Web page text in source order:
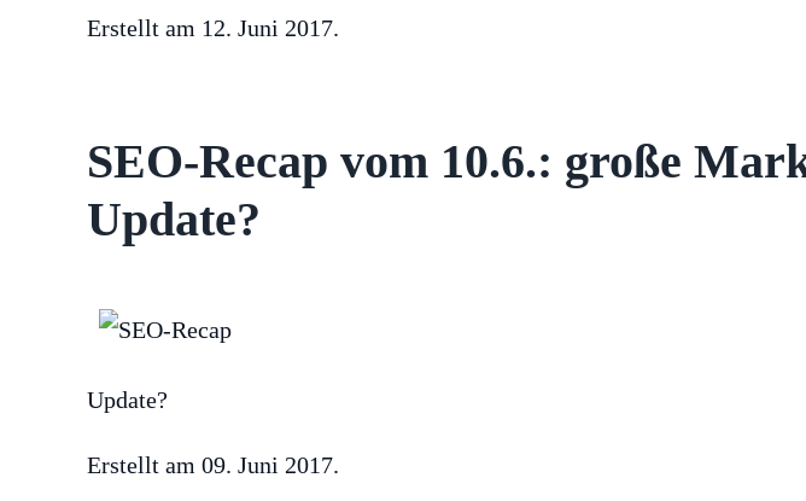
Erstellt am 12. Juni 2017.
SEO-Recap vom 10.6.: große
Update?
Update?
Erstellt am 09. Juni 2017.